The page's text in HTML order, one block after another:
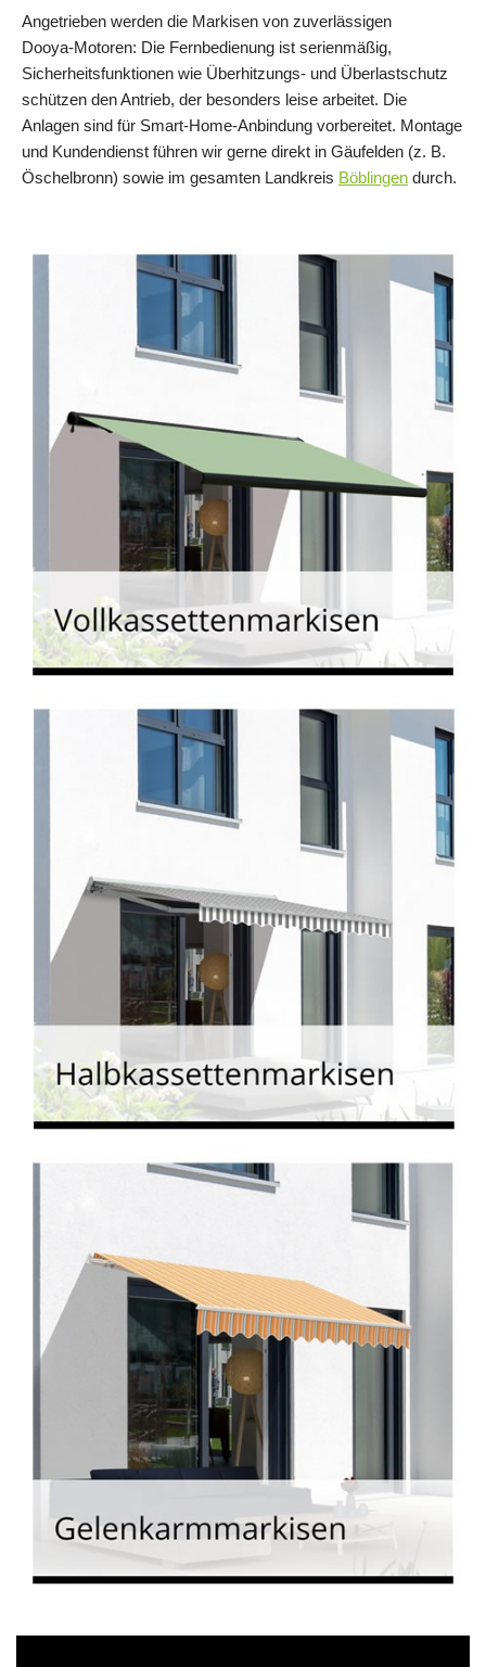
Angetrieben werden die Markisen von zuverlässigen
Dooya‑Motoren: Die Fernbedienung ist serienmäßig,
Sicherheitsfunktionen wie Überhitzungs‑ und Überlastschutz
schützen den Antrieb, der besonders leise arbeitet. Die
Anlagen sind für Smart‑Home‑Anbindung vorbereitet. Montage
und Kundendienst führen wir gerne direkt in Gäufelden (z. B.
Öschelbronn) sowie im gesamten Landkreis Böblingen durch.